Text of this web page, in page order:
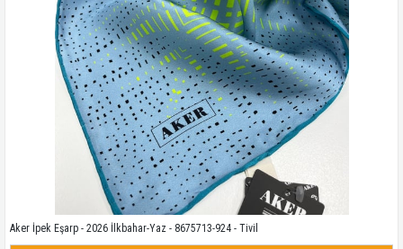
Kampanyadaki tüm modelleri görmek için buraya tıkla
Aker İpek Eşarp - 2026 İlkbahar-Yaz - 8675713-924 - Tivil